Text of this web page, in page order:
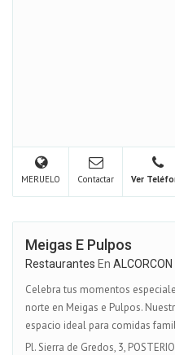
MERUELO Contactar Ver
Meigas E Pulpos
Restaurantes En ALCORCON
Celebra tus momentos
norte en Meigas e Pulpos.
espacio ideal para comidas
Pl. Sierra de Gredos, 3,